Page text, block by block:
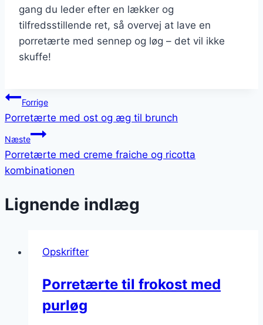
gang du leder efter en lækker og
tilfredsstillende ret, så overvej at lave en
porretærte med sennep og løg – det vil ikke
skuffe!
Indlægsnavigation
Forrige
Porretærte med ost og æg til brunch
Næste
Porretærte med creme fraiche og ricotta
kombinationen
Lignende indlæg
Opskrifter
Porretærte til frokost med
purløg